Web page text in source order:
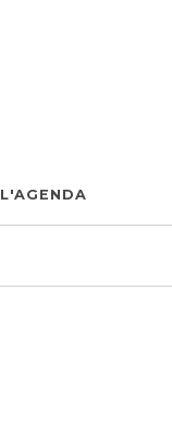
L'AGENDA